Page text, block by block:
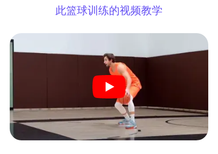
此篮球训练的视频教学